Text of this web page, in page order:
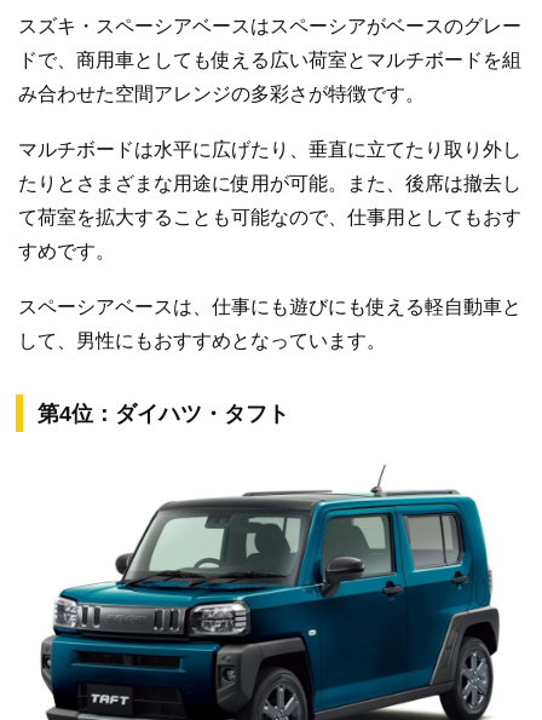
スズキ・スペーシアベースはスペーシアがベースのグレー
ドで、商用車としても使える広い荷室とマルチボードを組
み合わせた空間アレンジの多彩さが特徴です。
マルチボードは水平に広げたり、垂直に立てたり取り外し
たりとさまざまな用途に使用が可能。また、後席は撤去し
て荷室を拡大することも可能なので、仕事用としてもおす
すめです。
スペーシアベースは、仕事にも遊びにも使える軽自動車と
して、男性にもおすすめとなっています。
第4位：ダイハツ・タフト